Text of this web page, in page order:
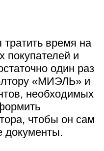
время на
покупателей и
один раз
«МИЭЛЬ» и
необходимых
чтобы он сам
документы.